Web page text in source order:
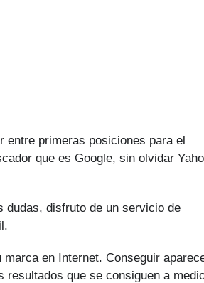
entre primeras posiciones para el
que es Google, sin olvidar
disfruto de un servicio de
en Internet. Conseguir
que se consiguen a